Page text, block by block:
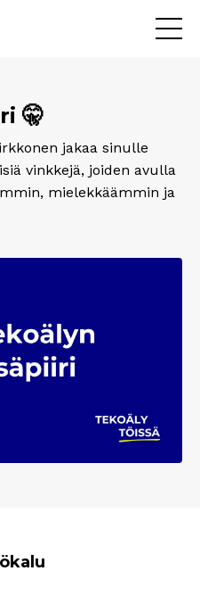
🤫
jakaa sinulle
vinkkejä, joiden avulla
mielekkäämmin ja